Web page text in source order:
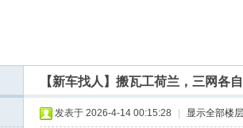
【新车找人】搬瓦工荷兰，三网各
发表于 2026-4-14 00:15:28 显示全部楼层